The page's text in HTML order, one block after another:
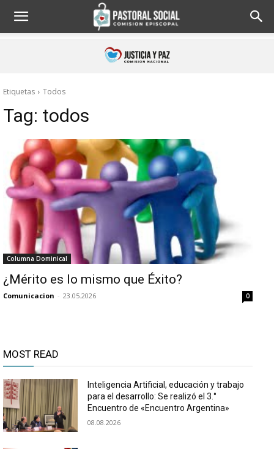
Etiquetas Todos
Tag: todos
Columna Dominical
¿Mérito es lo mismo que Éxito?
Comunicacion - 23.05.2026 0
MOST READ
Inteligencia Artificial, educación y trabajo
para el desarrollo: Se realizó el 3.°
Encuentro de «Encuentro Argentina»
08.08.2026